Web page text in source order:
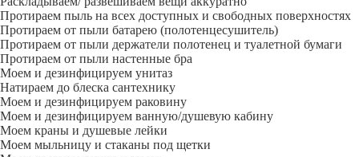
Протираем пыль на всех доступных и свободных поверхностях
Протираем от пыли батарею (полотенцесушитель)
Протираем от пыли держатели полотенец и туалетной бумаги
Протираем от пыли настенные бра
Моем и дезинфицируем унитаз
Натираем до блеска сантехнику
Моем и дезинфицируем раковину
Моем и дезинфицируем ванную/душевую кабину
Моем краны и душевые лейки
Моем мыльницу и стаканы под щетки